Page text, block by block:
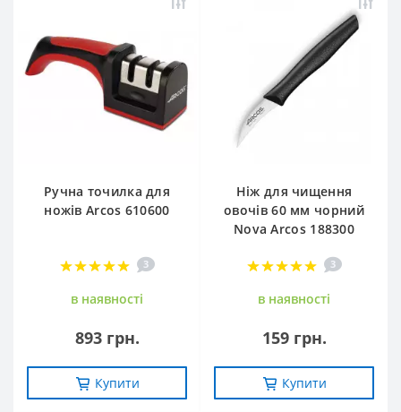
Ручна точилка для
ножів Arcos 610600
3
в наявностi
893 грн.
Купити
Ніж для чищення
овочів 60 мм чорний
Nova Arcos 188300
3
в наявностi
159 грн.
Купити